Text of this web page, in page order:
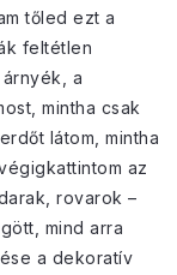
tőled ezt a
feltétlen
a
mintha csak
látom, mintha
az
rovarok –
mind arra
a dekoratív